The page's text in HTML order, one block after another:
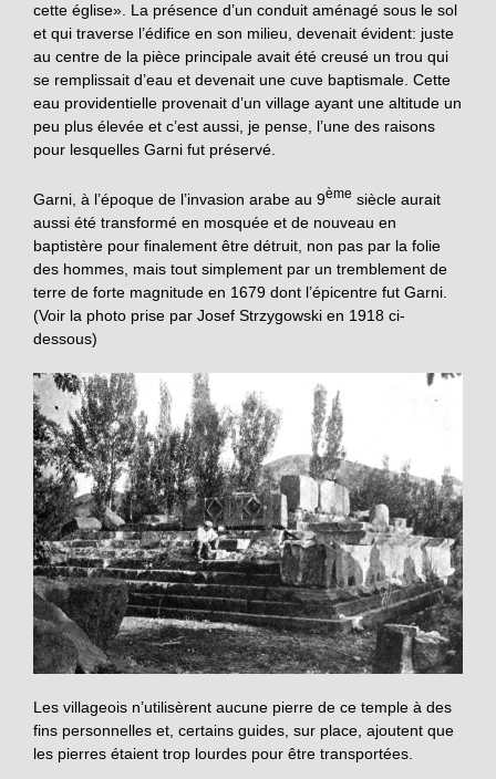
cette église». La présence d’un conduit aménagé sous le sol
et qui traverse l’édifice en son milieu, devenait évident: juste
au centre de la pièce principale avait été creusé un trou qui
se remplissait d’eau et devenait une cuve baptismale. Cette
eau providentielle provenait d’un village ayant une altitude un
peu plus élevée et c’est aussi, je pense, l’une des raisons
pour lesquelles Garni fut préservé.
Garni, à l’époque de l’invasion arabe au 9ème siècle aurait
aussi été transformé en mosquée et de nouveau en
baptistère pour finalement être détruit, non pas par la folie
des hommes, mais tout simplement par un tremblement de
terre de forte magnitude en 1679 dont l’épicentre fut Garni.
(Voir la photo prise par Josef Strzygowski en 1918 ci-
dessous)
Les villageois n’utilisèrent aucune pierre de ce temple à des
fins personnelles et, certains guides, sur place, ajoutent que
les pierres étaient trop lourdes pour être transportées.